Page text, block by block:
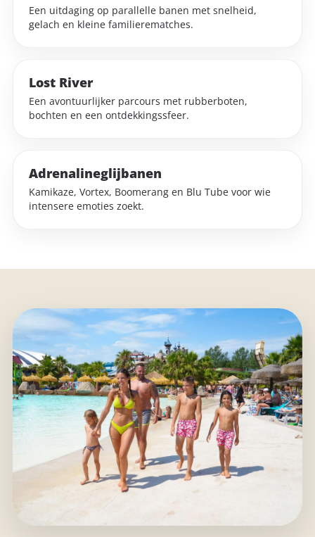
Een uitdaging op parallelle banen met snelheid,
gelach en kleine familierematches.
Lost River
Een avontuurlijker parcours met rubberboten,
bochten en een ontdekkingssfeer.
Adrenalineglijbanen
Kamikaze, Vortex, Boomerang en Blu Tube voor wie
intensere emoties zoekt.